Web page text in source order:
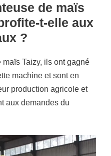
de maïs
t-elle aux
?
Taizy, ils ont gagné
machine et sont en
production agricole et
aux demandes du